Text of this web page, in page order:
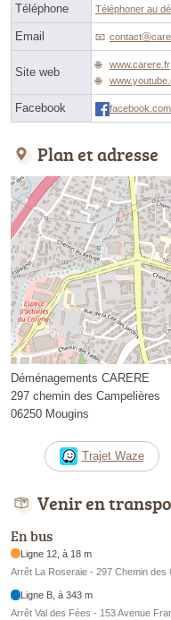
Téléphone Téléphoner au
Email
Site web
www.carere.fr
Facebook
Plan et adresse
Déménagements CARERE
297 chemin des Campelières
06250 Mougins
Trajet Waze
Venir en
En bus
Ligne 12, à 18 m
Arrêt La Roseraie - 297 Chemin des
Ligne B, à 343 m
Arrêt Val des Fées - 153 Avenue